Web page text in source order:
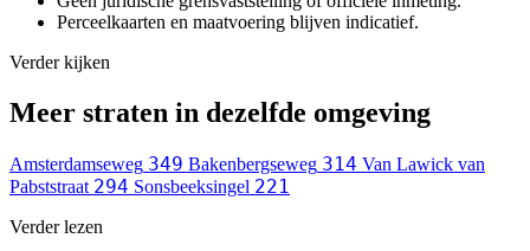
Perceelkaarten en maatvoering blijven indicatief.
Verder kijken
Meer straten in dezelfde omgeving
Amsterdamseweg 349 Bakenbergseweg 314 Van Lawick van
Pabststraat 294 Sonsbeeksingel 221
Verder lezen